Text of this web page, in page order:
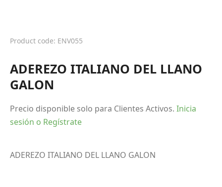
Product code: ENV055
ADEREZO ITALIANO DEL LLANO
GALON
Precio disponible solo para Clientes Activos. Inicia
sesión o Regístrate
ADEREZO ITALIANO DEL LLANO GALON